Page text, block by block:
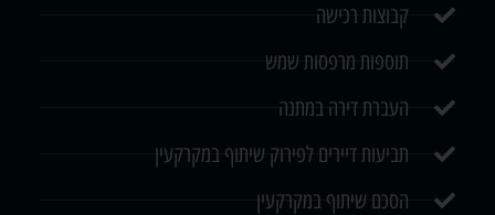
קבוצות רכישה
תוספות מרפסות שמש
העברת דירה במתנה
תביעות דיירים לפירוק שיתוף במקרקעין
הסכם שיתוף במקרקעין